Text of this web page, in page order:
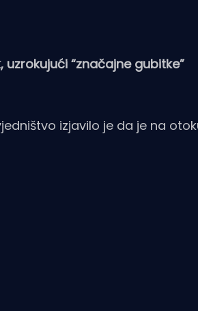
“značajne gubitke”
izjavilo je da je na